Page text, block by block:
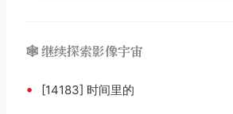
🕸️ 继续探索影像宇宙
• [14183] 时间里的